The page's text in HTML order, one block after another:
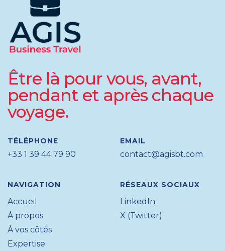
Être là pour vous, avant,
pendant et après chaque
voyage.
TÉLÉPHONE
+33 1 39 44 79 90
EMAIL
contact@agisbt.com
NAVIGATION
Accueil
À propos
À vos côtés
Expertise
RÉSEAUX SOCIAUX
LinkedIn
X (Twitter)